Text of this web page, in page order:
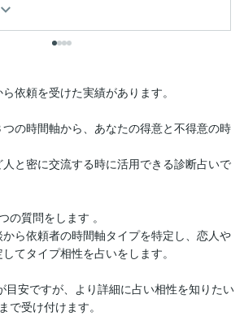
依頼を受けた実績があります。
の時間軸から、あなたの得意と不得意の時
と密に交流する時に活用できる診断占いで
の質問をします 。
ら依頼者の時間軸タイプを特定し、恋人や
てタイプ相性を占いをします。
目安ですが、より詳細に占い相性を知りたい
で受け付けます。